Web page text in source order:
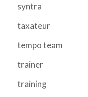
syntra
taxateur
tempo team
trainer
training